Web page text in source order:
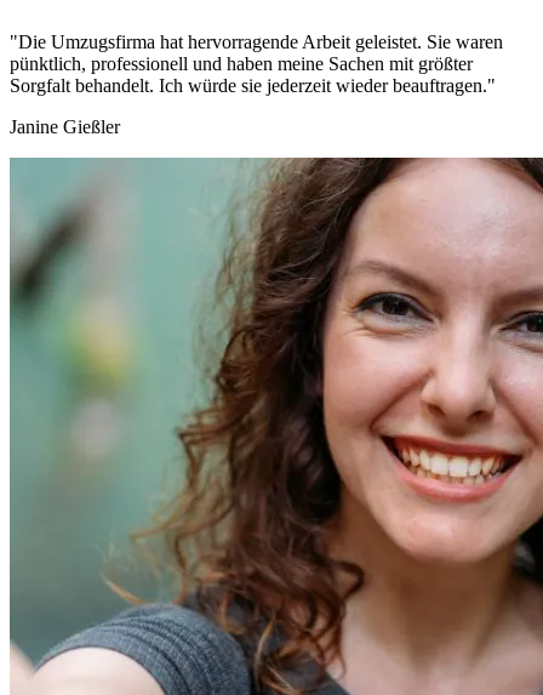
"Die Umzugsfirma hat hervorragende Arbeit geleistet. Sie waren
pünktlich, professionell und haben meine Sachen mit größter
Sorgfalt behandelt. Ich würde sie jederzeit wieder beauftragen."
Janine Gießler